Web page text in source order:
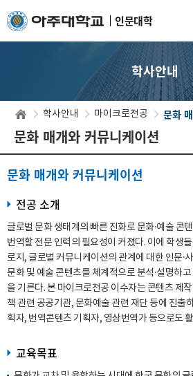
인문대학
학사안내
학사안내 마이크로전공 문화
문화 매개와 커뮤니케이션
문화 매개와 커뮤니케이션
전공 소개
글로벌 문화 생태계의 빠른 진화로 문화·예술 콘
번역할 전문 인력의 필요성이 커졌다. 이에 학생
로지, 글로벌 커뮤니케이션의 관계에 대한 인문·
문화 및 예술 콘텐츠를 체계적으로 분석·설명하
을 기른다. 본 마이크로전공 이수자는 콘텐츠 제
책 관련 공공기관, 문화예술 관련 재단 등에 진출
획자, 번역콘텐츠 기획자, 영상번역가 등으로도
교육목표